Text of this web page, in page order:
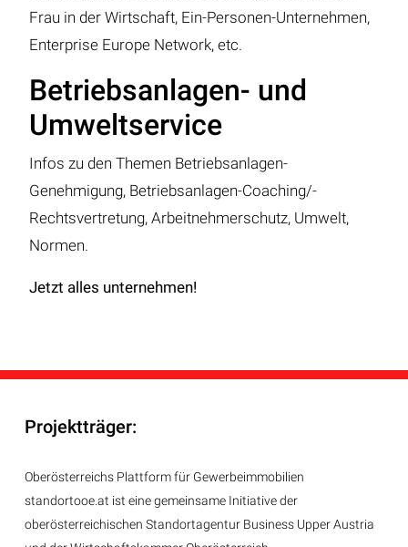
Frau in der Wirtschaft, Ein-Personen-Unternehmen,
Enterprise Europe Network, etc.
Betriebsanlagen- und
Umweltservice
Infos zu den Themen Betriebsanlagen-
Genehmigung, Betriebsanlagen-Coaching/-
Rechtsvertretung, Arbeitnehmerschutz, Umwelt,
Normen.
Jetzt alles unternehmen!
Projektträger:
Oberösterreichs Plattform für Gewerbeimmobilien
standortooe.at ist eine gemeinsame Initiative der
oberösterreichischen Standortagentur Business Upper Austria